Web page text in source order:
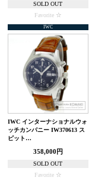
SOLD OUT
Favorite
IWC
IWC インターナショナルウォ
ッチカンパニー IW370613 ス
ピット…
358,000円
SOLD OUT
Favorite